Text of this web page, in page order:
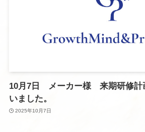
10月7日 メーカー様 来期研修計
いました。
2025年10月7日